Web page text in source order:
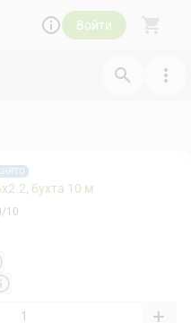
Войти
бухта 10 м
10
+